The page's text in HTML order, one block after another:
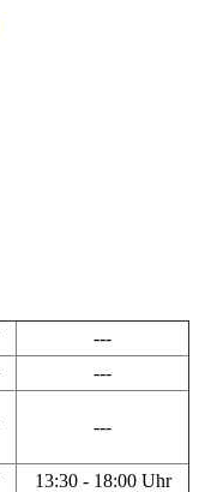
---
---
---
13:30 - 18:00 Uhr